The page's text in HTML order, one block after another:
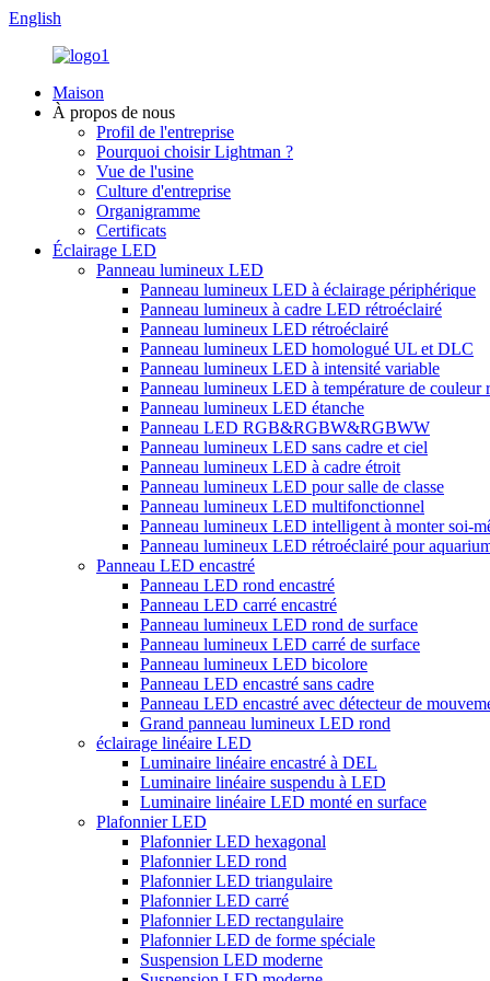
English
Maison
À propos de nous
Profil de l'entreprise
Pourquoi choisir Lightman ?
Vue de l'usine
Culture d'entreprise
Organigramme
Certificats
Éclairage LED
Panneau lumineux LED
Panneau lumineux LED à éclairage périphérique
Panneau lumineux à cadre LED rétroéclairé
Panneau lumineux LED rétroéclairé
Panneau lumineux LED homologué UL et DLC
Panneau lumineux LED à intensité variable
Panneau lumineux LED à température de couleur
Panneau lumineux LED étanche
Panneau LED RGB&RGBW&RGBWW
Panneau lumineux LED sans cadre et ciel
Panneau lumineux LED à cadre étroit
Panneau lumineux LED pour salle de classe
Panneau lumineux LED multifonctionnel
Panneau lumineux LED intelligent à monter soi-
Panneau lumineux LED rétroéclairé pour
Panneau LED encastré
Panneau LED rond encastré
Panneau LED carré encastré
Panneau lumineux LED rond de surface
Panneau lumineux LED carré de surface
Panneau lumineux LED bicolore
Panneau LED encastré sans cadre
Panneau LED encastré avec détecteur de
Grand panneau lumineux LED rond
éclairage linéaire LED
Luminaire linéaire encastré à DEL
Luminaire linéaire suspendu à LED
Luminaire linéaire LED monté en surface
Plafonnier LED
Plafonnier LED hexagonal
Plafonnier LED rond
Plafonnier LED triangulaire
Plafonnier LED carré
Plafonnier LED rectangulaire
Plafonnier LED de forme spéciale
Suspension LED moderne